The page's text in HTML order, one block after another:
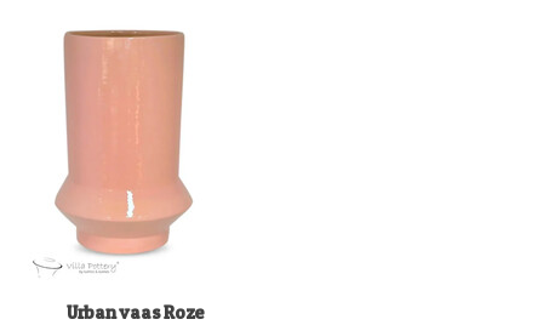
Urban vaas Roze